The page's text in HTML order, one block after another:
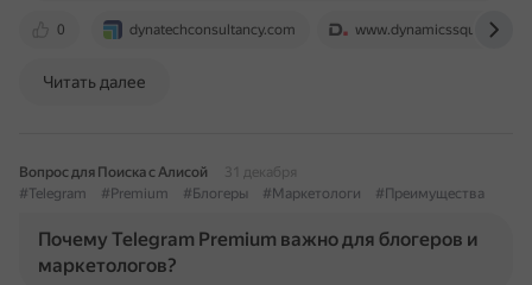
0 dynatechconsultancy.com www.dynamicssquare.com
Читать далее
Вопрос для Поиска с Алисой
31 декабря
#Telegram
#Premium #Блогеры #Маркетологи #Преимущества
Почему Telegram Premium важно для блогеров и
маркетологов?